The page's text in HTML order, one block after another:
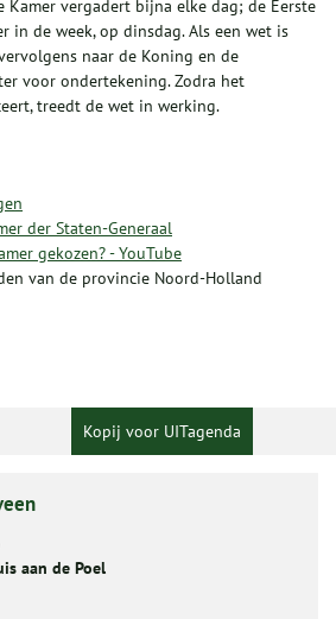
Kamer vergadert bijna elke dag; de Eerste
in de week, op dinsdag. Als een wet is
naar de Koning en de
voor ondertekening. Zodra het
treedt de wet in werking.
der Staten-Generaal
gekozen? - YouTube
van de provincie Noord-Holland
Kopij voor UITagenda
aan de Poel